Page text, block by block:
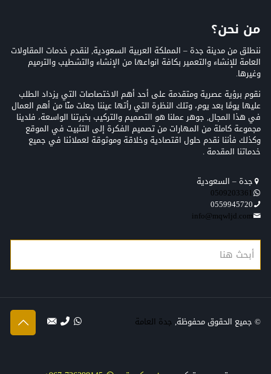
من نحن؟
ننطلق من مدينة جدة – المملكة العربية السعودية, لنقدم خدمات المقاولات
العامة للإنشاء والتعمير بكافة انواعها من الإنشاء والتشطيب والترميم
وغيرها.
نقوم برؤية عصرية ومتقدمة على أحد أهم الاختصاصات التي يزداد الطلب
عليها يومًا بعد يوم، وتلك النظرة التي رأتها عيننا جعلت منّا من أهم العمال
في هذا المجال, جوهر عملنا هو التصميم والتركيب بخبرتنا الواسعة، فلدينا
مجموعة كاملة من المهارات من تصميم الفكرة إلى التثبيت في الموقع
وكذلك فأننا نقدم حلول اقتصادية وخلاقة وموثوقة لعملائنا في جميع
خدماتنا المقدمة .
جدة – السعودية
0509203361‬‏‬‏
0559945720
info@mqwljd.com
© جميع الحقوق محفوظة, جدة العامة